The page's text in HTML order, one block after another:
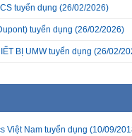
tuyển dụng (26/02/2026)
tuyển dụng (26/02/2026)
BỊ UMW tuyển dụng (26/02/
Việt Nam tuyển dụng (10/09/